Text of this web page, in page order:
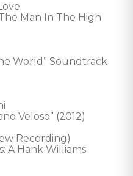
Man In The High
World” Soundtrack
Veloso” (2012)
Recording)
A Hank Williams